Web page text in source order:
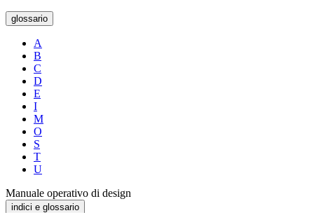
glossario
A
B
C
D
E
I
M
O
S
T
U
Manuale operativo di design
indici e glossario